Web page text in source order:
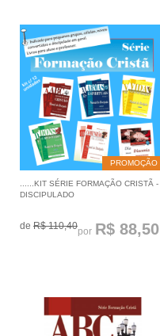
PROMOÇÃO
......KIT SÉRIE FORMAÇÃO CRISTÃ -
DISCIPULADO
de R$ 110,40por R$ 88,50